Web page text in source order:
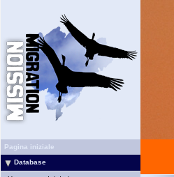
Pagina iniziale
Database